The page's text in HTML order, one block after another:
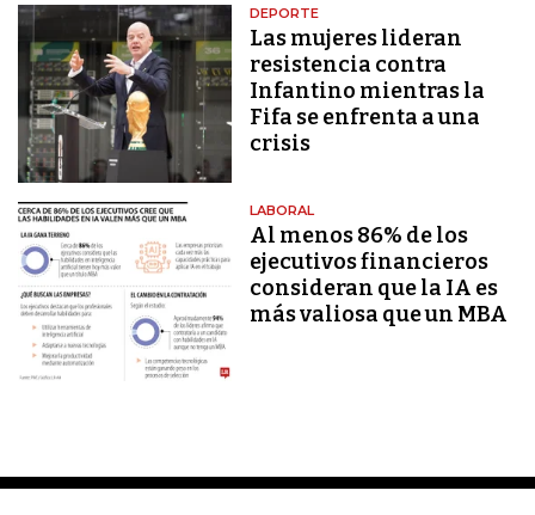
DEPORTE
Las mujeres lideran
resistencia contra
Infantino mientras la
Fifa se enfrenta a una
crisis
LABORAL
Al menos 86% de los
ejecutivos financieros
consideran que la IA es
más valiosa que un MBA